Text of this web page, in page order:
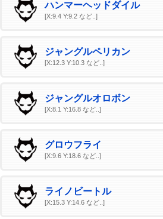
ハンマーヘッドダイル
[X:9.4 Y:9.2 など..]
ジャングルペリカン
[X:12.3 Y:10.3 など..]
ジャングルオロボン
[X:8.1 Y:16.8 など..]
グロウフライ
[X:9.6 Y:18.6 など..]
ライノビートル
[X:15.3 Y:14.6 など..]